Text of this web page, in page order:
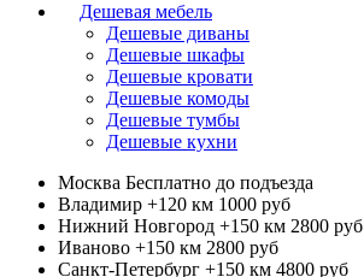
Дешевая мебель
Дешевые диваны
Дешевые шкафы
Дешевые кровати
Дешевые комоды
Дешевые тумбы
Дешевые кухни
Москва Бесплатно до подъезда
Владимир +120 км 1000 руб
Нижний Новгород +150 км 2800 руб
Иваново +150 км 2800 руб
Санкт-Петербург +150 км 4800 руб